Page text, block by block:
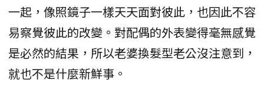
一起，像照鏡子一樣天天面對彼此，也因此不容
易察覺彼此的改變。對配偶的外表變得毫無感覺
是必然的結果，所以老婆換髮型老公沒注意到，
就也不是什麼新鮮事。